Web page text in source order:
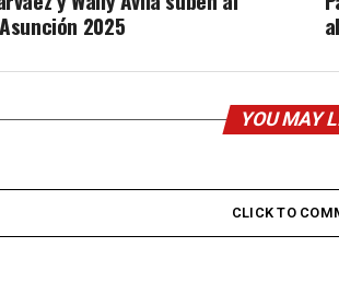
2025
YOU MAY
CLICK TO